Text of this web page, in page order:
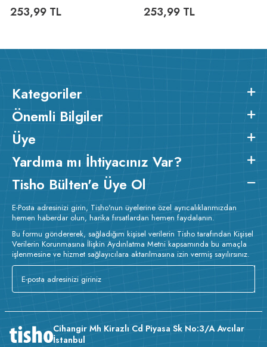
253,99 TL 253,99TL
Kategoriler
Önemli Bilgiler
Üye
Yardıma mı İhtiyacınız Var?
Tisho Bülten'e Üye Ol
E-Posta adresinizi girin, Tisho'nun üyelerine özel ayrıcalıklarımızdan
hemen haberdar olun, harika fırsatlardan hemen faydalanın.
Bu formu göndererek, sağladığım kişisel verilerin Tisho tarafından Kişisel
Verilerin Korunmasına İlişkin Aydınlatma Metni kapsamında bu amaçla
işlenmesine ve hizmet sağlayıcılara aktarılmasına izin vermiş sayılırsınız.
Cihangir Mh Kirazlı Cd Piyasa Sk No:3/A Avcılar
İstanbul